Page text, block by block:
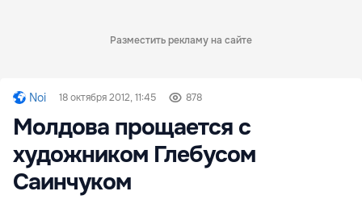
Разместить рекламу на сайте
Noi 18 октября 2012, 11:45 878
Молдова прощается c
художником Глебусом
Саинчуком